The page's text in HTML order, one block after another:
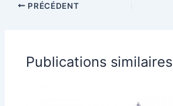
PRÉCÉDENT
Publications similaires